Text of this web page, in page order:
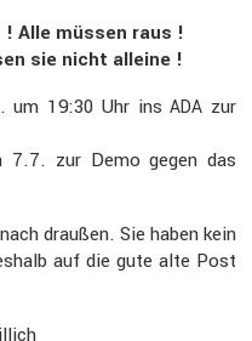
! Alle müssen raus !
sie nicht alleine !
um 19:30 Uhr insADA zur
7.7. zur Demo gegen das
draußen. Sie haben kein
auf die gute alte Post